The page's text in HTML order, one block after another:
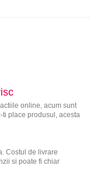
online, acum sunt
place produsul, acesta
Costul de livrare
si poate fi chiar